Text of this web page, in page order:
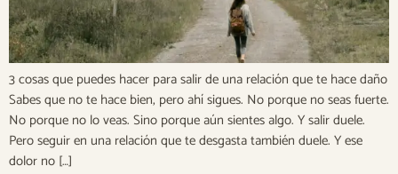
3 cosas que puedes hacer para salir de una relación que te hace daño
Sabes que no te hace bien, pero ahí sigues. No porque no seas fuerte.
No porque no lo veas. Sino porque aún sientes algo. Y salir duele.
Pero seguir en una relación que te desgasta también duele. Y ese
dolor no […]